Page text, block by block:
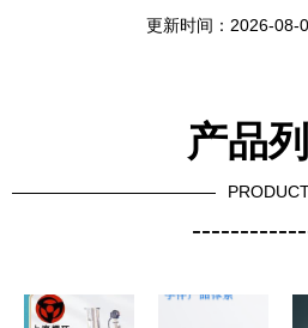
更新时间：2026-08-
产品